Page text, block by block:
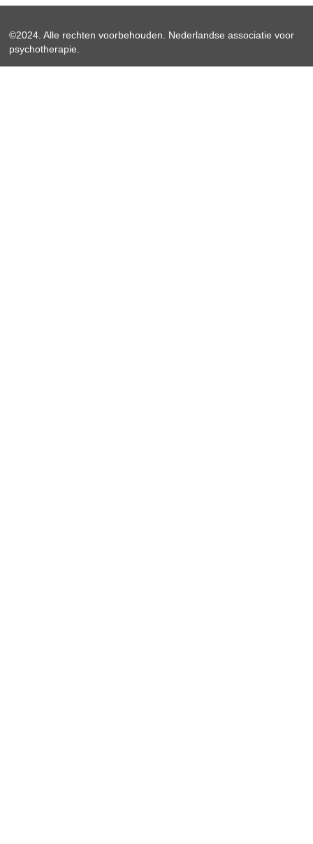
©2024. Alle rechten voorbehouden. Nederlandse associatie voor
psychotherapie.